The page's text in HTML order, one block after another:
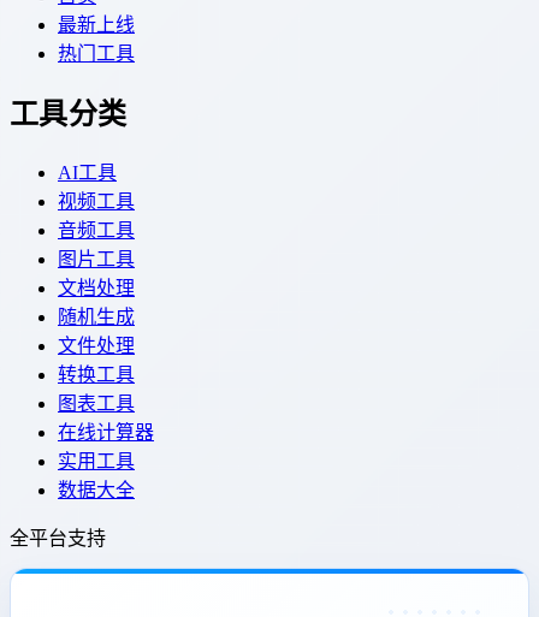
最新上线
热门工具
工具分类
AI工具
视频工具
音频工具
图片工具
文档处理
随机生成
文件处理
转换工具
图表工具
在线计算器
实用工具
数据大全
全平台支持